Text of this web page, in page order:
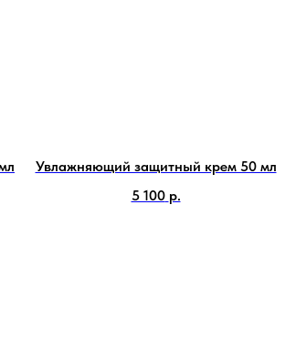
Увлажняющий защитный крем 50 мл
5 100 р.